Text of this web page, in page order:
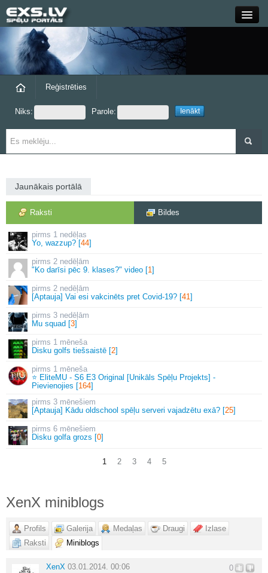
Grupas
Reģistrēties
Niks: Parole:
Jaunākais portālā
Raksti Bildes
1 nedēļas
Yo, wazzup? [44]
2 nedēļām
"Ko darīsi pēc 9. klases?" video [1]
2 nedēļām
[Aptauja] Vai esi vakcinēts pret Covid-19? [41]
3 nedēļām
Mu squad [3]
1 mēneša
Disku golfs tiešsaistē [2]
1 mēneša
⭐ EliteMU - S6 E3 Original [Unikāls Spēļu Projekts] -
Pievienojies [164]
3 mēnešiem
[Aptauja] Kādu oldschool spēļu serveri vajadzētu exā? [25]
6 mēnešiem
Disku golfa grozs [0]
1 2 3 4 5
XenX miniblogs
Profils Galerija Medaļas Draugi
Izlase
Raksti
Miniblogs
0
XenX 03.01.2014. 00:06